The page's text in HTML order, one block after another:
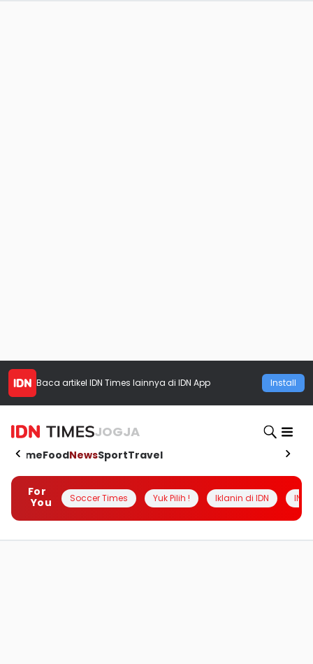
Baca artikel IDN Times lainnya di IDN App Install
JOGJA
HomeFoodNewsSportTravel
For
You
Soccer Times Yuk Pilih ! Iklanin di IDN